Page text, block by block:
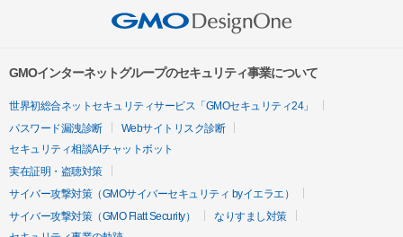
GMOインターネットグループのセキュリティ事業について
世界初総合ネットセキュリティサービス「GMOセキュリティ24」
パスワード漏洩診断
Webサイトリスク診断
セキュリティ相談AIチャットボット
実在証明・盗聴対策
サイバー攻撃対策（GMOサイバーセキュリティ byイエラエ）
サイバー攻撃対策（GMO Flatt Security）
なりすまし対策